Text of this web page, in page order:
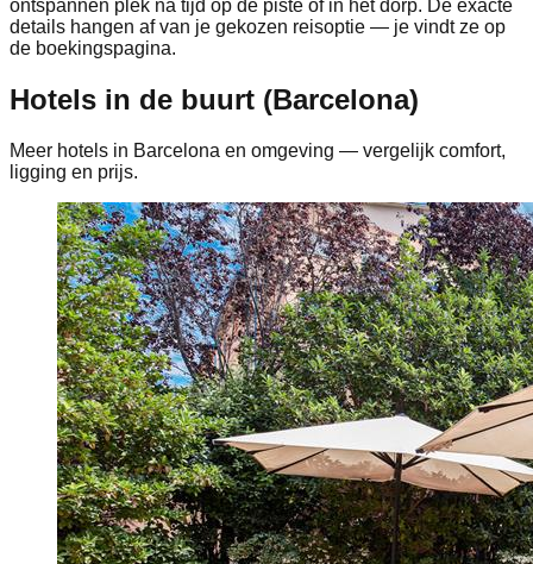
ontspannen plek na tijd op de piste of in het dorp. De exacte
details hangen af van je gekozen reisoptie — je vindt ze op
de boekingspagina.
Hotels in de buurt (Barcelona)
Meer hotels in Barcelona en omgeving — vergelijk comfort,
ligging en prijs.